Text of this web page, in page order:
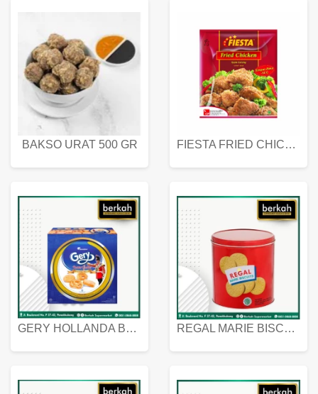
BAKSO URAT 500 GR FIESTA FRIED CHICKEN 500 GR
GERY HOLLANDA BUTTER COOKIES 450 GRAM REGAL MARIE BISCUIT KALENG 550 GRAM